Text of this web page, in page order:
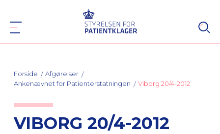
Forside
Afgørelser
Ankenævnet for Patienterstatningen
Viborg 20/4-2012
VIBORG 20/4-2012